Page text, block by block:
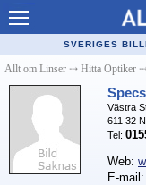
Allt om Linser
Billiga kontaktlinser
Köpa linser på nätet
Återförsäljare linser
Populära linser
SVERIGES
Allt om Linser ⤏ Hitta Optiker
Västra
611 32
Tel:
Web:
E-